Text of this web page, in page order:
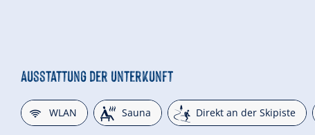
Ausstattung der Unterkunft
🜉WLAN 🗔Sauna 🞷Direkt an der Skipiste